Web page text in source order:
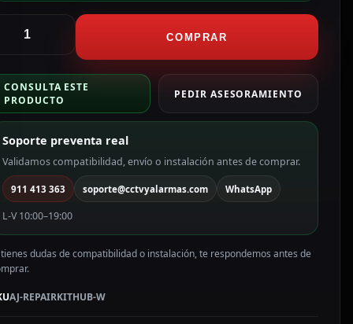
COMPRAR
CONSULTA ESTE
PRODUCTO
PEDIR ASESORAMIENTO
Soporte preventa real
Validamos compatibilidad, envío o instalación antes de comprar.
911 413 363 soporte@cctvyalarmas.com WhatsApp
L-V 10:00–19:00
dudas de compatibilidad o instalación, te respondemos antes de
AJ-REPAIRKITHUB-W